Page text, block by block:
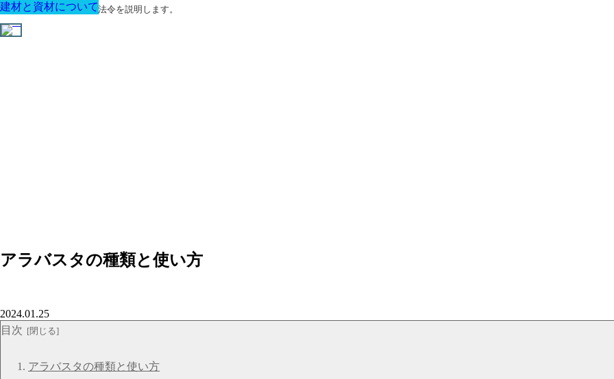
建築に関する用語と関連法令を説明します。
アラバスタの種類と使い方
建材と資材について
2024.01.25
目次
アラバスタの種類と使い方
建材と資材について
建材と資材について
建材と資材について
建材と資材について
建材と資材について
建材と資材について